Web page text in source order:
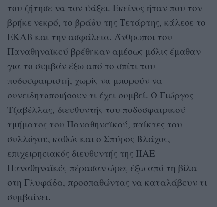
του ζήτησε να τον ψάξει. Εκείνος ήταν που τον
βρήκε νεκρό, το βράδυ της Τετάρτης, κάλεσε το
ΕΚΑΒ και την ασφάλεια. Άνθρωποι του
Παναθηναϊκού βρέθηκαν αμέσως μόλις έμαθαν
για το συμβάν έξω από το σπίτι του
ποδοσφαιριστή, χωρίς να μπορούν να
συνειδητοποιήσουν τι έχει συμβεί. Ο Γιώργος
Τζαβέλλας, διευθυντής του ποδοσφαιρικού
τμήματος του Παναθηναϊκού, παίκτες του
συλλόγου, καθώς και ο Σπύρος Βλάχος,
επιχειρησιακός διευθυντής της ΠΑΕ
Παναθηναϊκός πέρασαν ώρες έξω από τη βίλα
στη Γλυφάδα, προσπαθώντας να καταλάβουν τι
συμβαίνει.